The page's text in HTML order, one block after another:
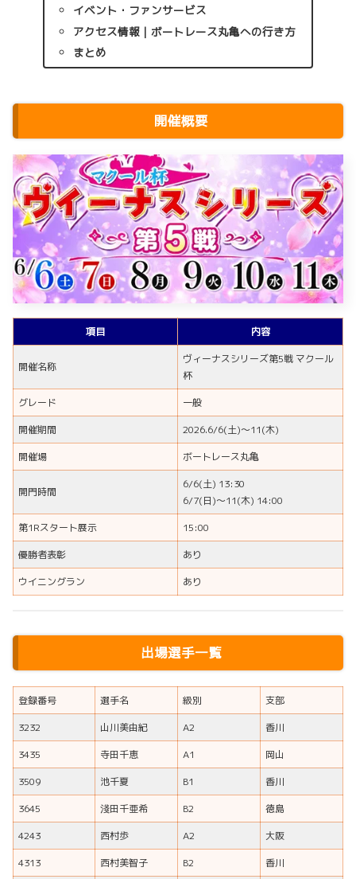
イベント・ファンサービス
アクセス情報｜ボートレース丸亀への行き方
まとめ
開催概要
項目 内容
開催名称
ヴィーナスシリーズ第5戦 マクール
杯
グレード
一般
開催期間
2026.6/6(土)～11(木)
開催場
ボートレース丸亀
開門時間
6/6(土) 13:30
6/7(日)～11(木) 14:00
第1Rスタート展示
15:00
優勝者表彰
あり
ウイニングラン
あり
出場選手一覧
登録番号 選手名 級別
支部
3232
山川美由紀 A2
香川
3435
寺田千恵 A1
岡山
3509
池千夏 B1
香川
3645
淺田千亜希 B2
徳島
4243
西村歩 A2
大阪
4313
西村美智子 B2 香川